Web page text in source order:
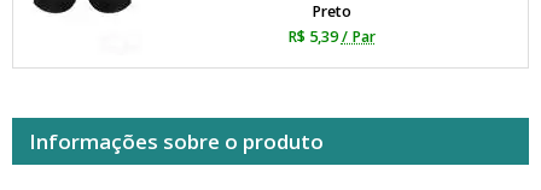
Preto
R$ 5,39 / Par
Informações sobre o produto